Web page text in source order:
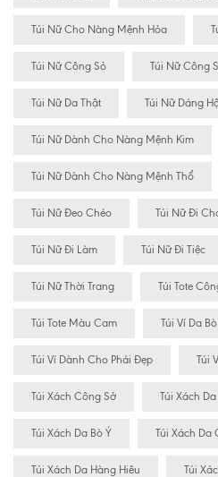
Túi Nữ Cho Nàng Mệnh Hỏa
Túi Nữ Công Sỏ Túi Nữ Công
Túi Nữ Da Thật Túi Nữ Dáng
Túi Nữ Dành Cho Nàng Mệnh Kim
Túi Nữ Dành Cho Nàng Mệnh Thổ
Túi Nữ Đeo Chéo Túi Nữ Đi
Túi Nữ Đi Làm Túi Nữ Đi Tiệc
Túi Nữ Thời Trang Túi Tote
Túi Tote Màu Cam Túi Ví Da Bò
Túi Ví Dành Cho Phái Đẹp Túi
Túi Xách Công Sở Túi Xách Da
Túi Xách Da Bò Ý Túi Xách Da
Túi Xách Da Hàng Hiêu Túi